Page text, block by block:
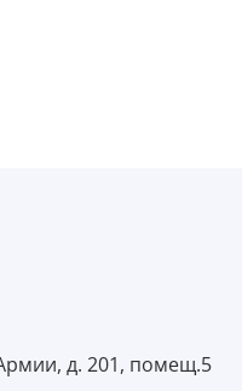
д. 201, помещ.5